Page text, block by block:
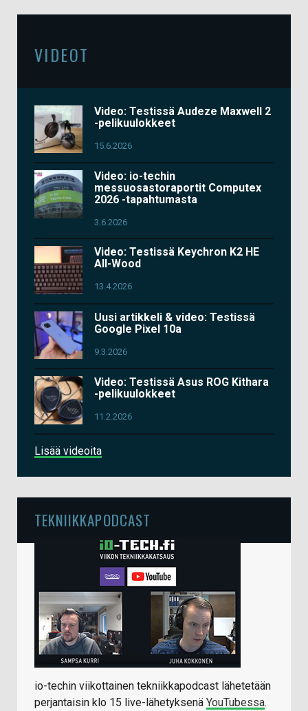
VIDEOT
Video: Testissä Audeze Maxwell 2
-pelikuulokkeet
15.6.2026
Video: io-techin
messuosastoraportit Computex
2026 -tapahtumasta
3.6.2026
Video: Testissä Keychron K2 HE
All-Wood
13.4.2026
Uusi artikkeli & video: Testissä
Google Pixel 10a
9.3.2026
Video: Testissä Asus ROG Kithara
-pelikuulokkeet
11.2.2026
Lisää videoita
TEKNIIKKAPODCAST
io-techin viikottainen tekniikkapodcast lähetetään
perjantaisin klo 15 live-lähetyksenä YouTubessa.